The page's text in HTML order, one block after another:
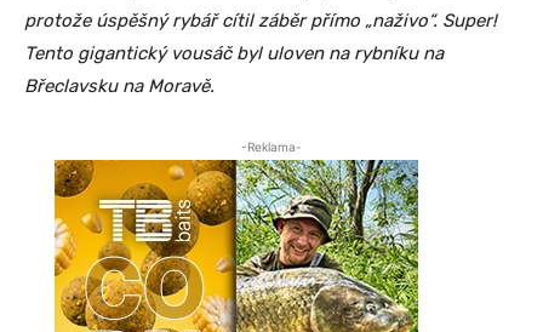
protože úspěšný rybář cítil záběr přímo „naživo“. Super!
Tento gigantický vousáč byl uloven na rybníku na
Břeclavsku na Moravě.
-Reklama-